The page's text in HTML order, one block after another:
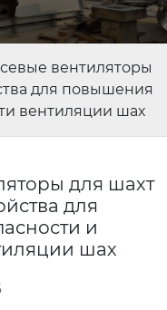
вентиляторы
для повышения
вентиляции шах
для шахт
для
и
шах